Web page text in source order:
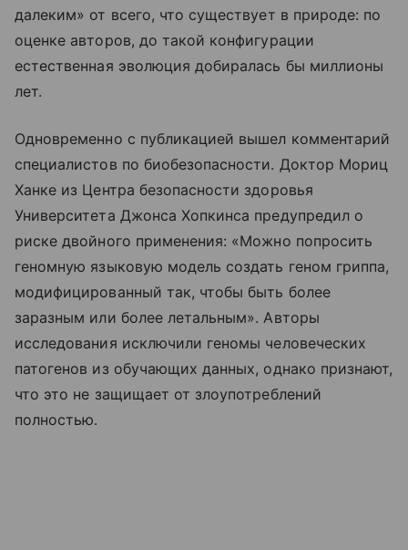
далеким» от всего, что существует в природе: по
оценке авторов, до такой конфигурации
естественная эволюция добиралась бы миллионы
лет.
Одновременно с публикацией вышел комментарий
специалистов по биобезопасности. Доктор Мориц
Ханке из Центра безопасности здоровья
Университета Джонса Хопкинса предупредил о
риске двойного применения: «Можно попросить
геномную языковую модель создать геном гриппа,
модифицированный так, чтобы быть более
заразным или более летальным». Авторы
исследования исключили геномы человеческих
патогенов из обучающих данных, однако признают,
что это не защищает от злоупотреблений
полностью.